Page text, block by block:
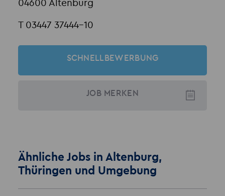
04600 Altenburg
T 03447 37444-10
SCHNELLBEWERBUNG
JOB MERKEN
Ähnliche Jobs in Altenburg,
Thüringen und Umgebung